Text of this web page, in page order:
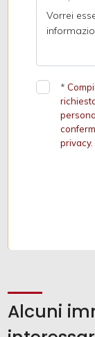
*
privacy.
Alcuni